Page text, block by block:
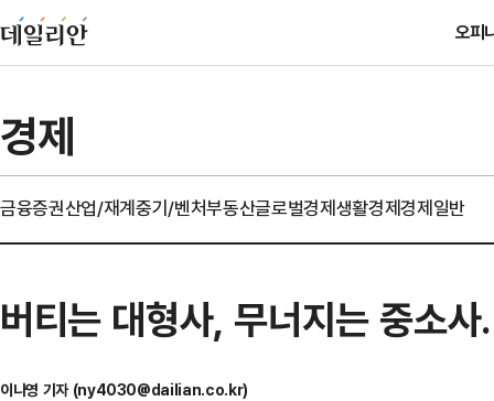
오피
경제
금융증권산업/재계중기/벤처부동산글로벌경제생활경제경제일반
버티는 대형사, 무너지는 중소
이나영 기자 (ny4030@dailian.co.kr)